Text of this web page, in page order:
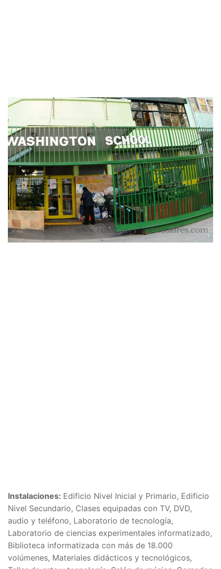
Instalaciones: Edificio Nivel Inicial y Primario, Edificio
Nivel Secundario, Clases equipadas con TV, DVD,
audio y teléfono, Laboratorio de tecnología,
Laboratorio de ciencias experimentales informatizado,
Biblioteca informatizada con más de 18.000
volúmenes, Materiales didácticos y tecnológicos,